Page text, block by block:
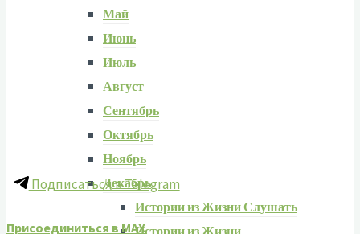
Май
Июнь
Июль
Август
Сентябрь
Октябрь
Ноябрь
Декабрь
Истории из Жизни Слушать
Подписаться в Telegram
Присоединиться в MAX